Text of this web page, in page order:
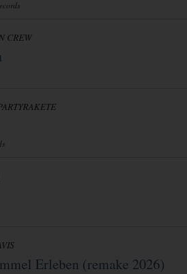
CREW
Erleben (remake 2026)